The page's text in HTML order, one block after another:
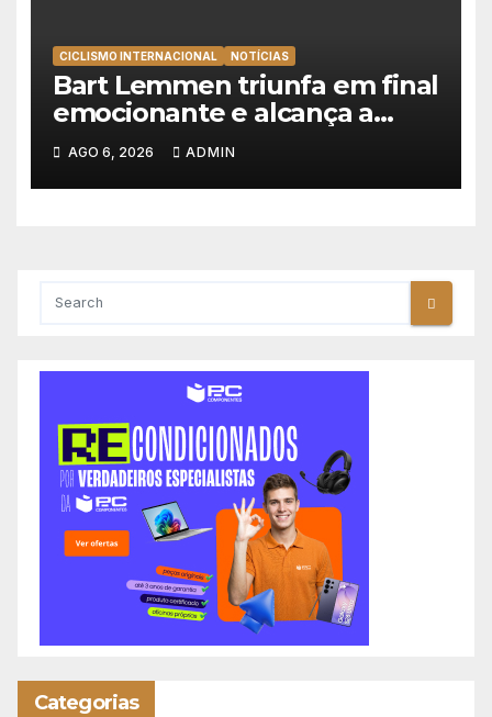
CICLISMO INTERNACIONAL NOTÍCIAS
Bart Lemmen triunfa em final
emocionante e alcança a
primeira vitória da carreira na
Volta à Polónia
AGO 6, 2026 ADMIN
Categorias